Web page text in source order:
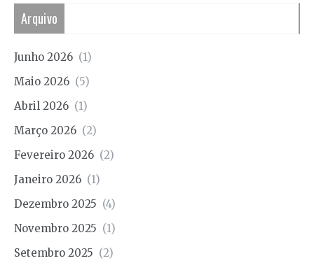
Arquivo
Junho 2026 (1)
Maio 2026 (5)
Abril 2026 (1)
Março 2026 (2)
Fevereiro 2026 (2)
Janeiro 2026 (1)
Dezembro 2025 (4)
Novembro 2025 (1)
Setembro 2025 (2)